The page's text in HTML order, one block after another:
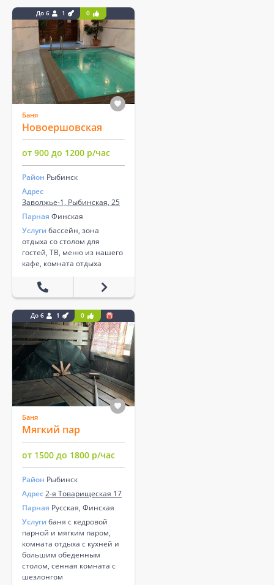
До 6 1 0
Баня
Новоершовская
от 900 до 1200 р/час
Район Рыбинск
Адрес
Заволжье-1, Рыбинская, 25
Парная Финская
Услуги бассейн, зона
отдыха со столом для
гостей, ТВ, меню из нашего
кафе, комната отдыха
До 6 1 0
Баня
Мягкий пар
от 1500 до 1800 р/час
Район Рыбинск
Адрес2-я Товарищеская 17
Парная Русская, Финская
Услуги баня с кедровой
парной и мягким паром,
комната отдыха с кухней и
большим обеденным
столом, сенная комната с
шезлонгом